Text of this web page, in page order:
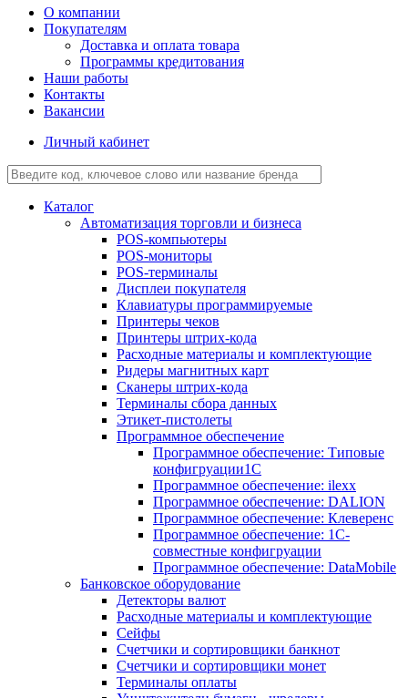
О компании
Покупателям
Доставка и оплата товара
Программы кредитования
Наши работы
Контакты
Вакансии
Личный кабинет
Каталог
Автоматизация торговли и бизнеса
POS-компьютеры
POS-мониторы
POS-терминалы
Дисплеи покупателя
Клавиатуры программируемые
Принтеры чеков
Принтеры штрих-кода
Расходные материалы и комплектующие
Ридеры магнитных карт
Сканеры штрих-кода
Терминалы сбора данных
Этикет-пистолеты
Программное обеспечение
Программное обеспечение: Типовые
конфигруации1С
Программное обеспечение: ilexx
Программное обеспечение: DALION
Программное обеспечение: Клеверенс
Программное обеспечение: 1С-
совместные конфигруации
Программное обеспечение: DataMobile
Банковское оборудование
Детекторы валют
Расходные материалы и комплектующие
Сейфы
Счетчики и сортировщики банкнот
Счетчики и сортировщики монет
Терминалы оплаты